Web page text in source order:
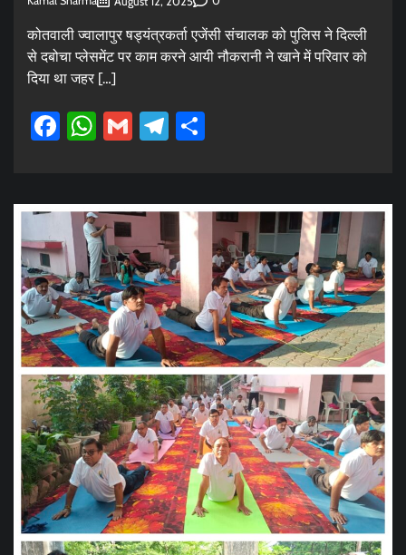
कोतवाली ज्वालापुर षड्यंत्रकर्ता एजेंसी संचालक को पुलिस ने दिल्ली
से दबोचा प्लेसमेंट पर काम करने आयी नौकरानी ने खाने में परिवार को
दिया था जहर […]
Facebook
WhatsApp
GmailTelegram